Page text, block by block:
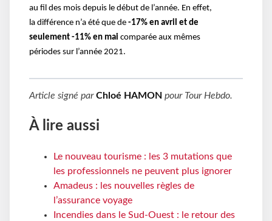
au fil des mois depuis le début de l’année. En effet,
la différence n’a été que de -17% en avril et de
seulement -11% en mai comparée aux mêmes
périodes sur l’année 2021.
Article signé parChloé HAMON pour Tour Hebdo.
À lire aussi
Le nouveau tourisme : les 3 mutations que
les professionnels ne peuvent plus ignorer
Amadeus : les nouvelles règles de
l’assurance voyage
Incendies dans le Sud-Ouest : le retour des